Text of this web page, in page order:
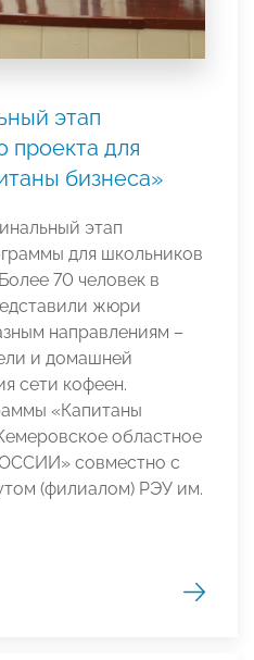
этап
проекта для
бизнеса»
этап
для школьников
70 человек в
жюри
направлениям –
и домашней
сети кофеен.
«Капитаны
областное
совместно с
(филиалом) РЭУ им.